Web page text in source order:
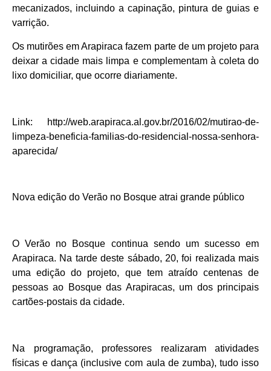
mecanizados, incluindo a capinação, pintura de guias e
varrição.
Os mutirões em Arapiraca fazem parte de um projeto para
deixar a cidade mais limpa e complementam à coleta do
lixo domiciliar, que ocorre diariamente.
Link: http://web.arapiraca.al.gov.br/2016/02/mutirao-de-
limpeza-beneficia-familias-do-residencial-nossa-senhora-
aparecida/
Nova edição do Verão no Bosque atrai grande público
O Verão no Bosque continua sendo um sucesso em
Arapiraca. Na tarde deste sábado, 20, foi realizada mais
uma edição do projeto, que tem atraído centenas de
pessoas ao Bosque das Arapiracas, um dos principais
cartões-postais da cidade.
Na programação, professores realizaram atividades
físicas e dança (inclusive com aula de zumba), tudo isso